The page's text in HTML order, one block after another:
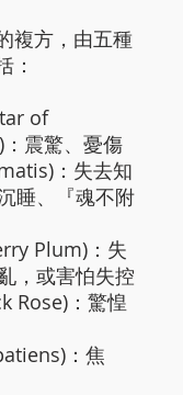
複方，由五種
：
of
震驚、憂傷
：失去知
睡、『魂不附
Plum)：失
，或害怕失控
Rose)：驚惶
：焦